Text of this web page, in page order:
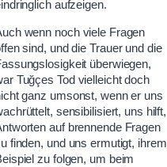
aufzeigen.
wenn noch viele Fragen
sind, und die Trauer und die
überwiegen,
Tuğçes Tod vielleicht doch
ganz umsonst, wenn er uns
sensibilisiert, uns hilft,
auf brennende Fragen
finden, und uns ermutigt, ihrem
zu folgen, um beim